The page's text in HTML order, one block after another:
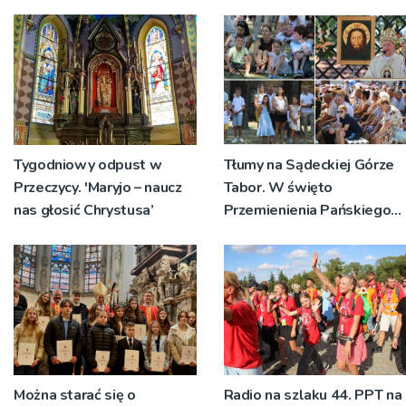
Tygodniowy odpust w
Przeczycy. 'Maryjo – naucz
nas głosić Chrystusa’
Tłumy na Sądeckiej Górze
Tabor. W święto
Przemienienia Pańskiego
znaczeniu Sakramentów
[ZDJĘCIA]
Można starać się o Radio na szlaku 44. PPT na